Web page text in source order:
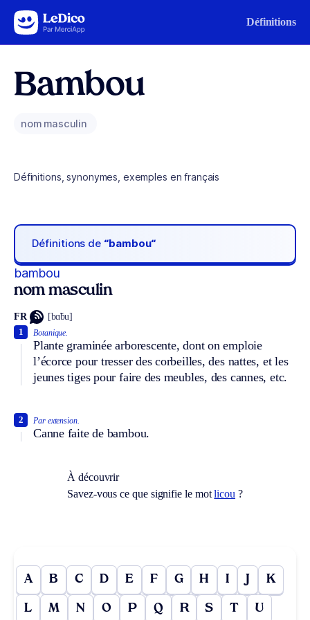
Aller au contenu Définitions
Bambou
nom masculin
Définitions, synonymes, exemples en français
Définitions de “bambou“
bambou
nom masculin
FR [bɑ̃bu]
Botanique.
Plante graminée arborescente, dont on emploie
l’écorce pour tresser des corbeilles, des nattes, et les
jeunes tiges pour faire des meubles, des cannes, etc.
1
Par extension.
Canne faite de bambou.
2
À découvrir
Savez-vous ce que signifie le motlicou ?
A B C D E F G H I J K
L M N O P Q R S T U